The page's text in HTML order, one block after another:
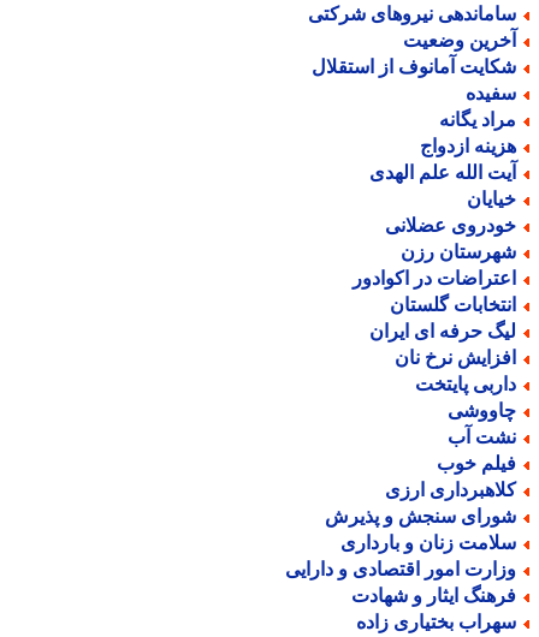
نیروهای شرکتی
وضعیت
آمانوف از استقلال
یگانه
ازدواج
الله علم الهدی
عضلانی
رزن
در اکوادور
گلستان
حرفه ای ایران
نرخ نان
پایتخت
آب
خوب
ارزی
سنجش و پذیرش
زنان و بارداری
امور اقتصادی و دارایی
ایثار و شهادت
بختیاری زاده